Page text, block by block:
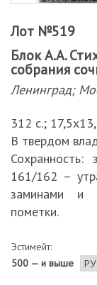
Лот №519
Блок А.А.
собрания
Ленинград;
312 с.;
В твердом
Сохранность:
161/162 –
заминами и
пометки.
Эстимейт:
500 — и выше